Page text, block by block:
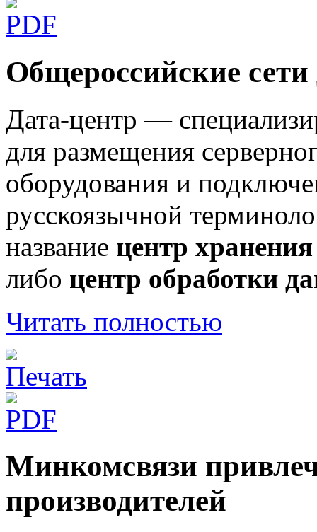
Общероссийские сети
Дата-центр —
для размещения
оборудования и
русскоязычной
название центр
либо центр обработки
Читать полностью
Минкомсвязи
производителей